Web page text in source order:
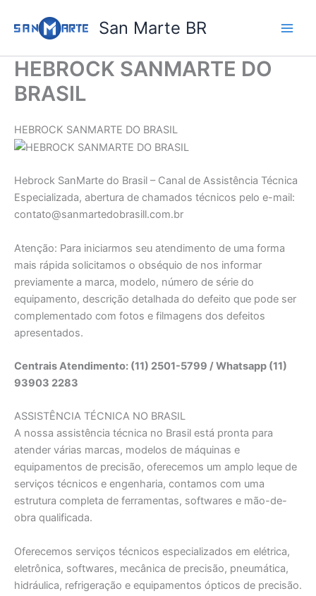
para
conteúdo
San Marte BR
HEBROCK SANMARTE DO
BRASIL
HEBROCK SANMARTE DO BRASIL
Hebrock SanMarte do Brasil – Canal de Assistência Técnica
Especializada, abertura de chamados técnicos pelo e-mail:
contato@sanmartedobrasill.com.br
Atenção: Para iniciarmos seu atendimento de uma forma
mais rápida solicitamos o obséquio de nos informar
previamente a marca, modelo, número de série do
equipamento, descrição detalhada do defeito que pode ser
complementado com fotos e filmagens dos defeitos
apresentados.
Centrais Atendimento: (11) 2501-5799 / Whatsapp (11)
93903 2283
ASSISTÊNCIA TÉCNICA NO BRASIL
A nossa assistência técnica no Brasil está pronta para
atender várias marcas, modelos de máquinas e
equipamentos de precisão, oferecemos um amplo leque de
serviços técnicos e engenharia, contamos com uma
estrutura completa de ferramentas, softwares e mão-de-
obra qualificada.
Oferecemos serviços técnicos especializados em elétrica,
eletrônica, softwares, mecânica de precisão, pneumática,
hidráulica, refrigeração e equipamentos ópticos de precisão.